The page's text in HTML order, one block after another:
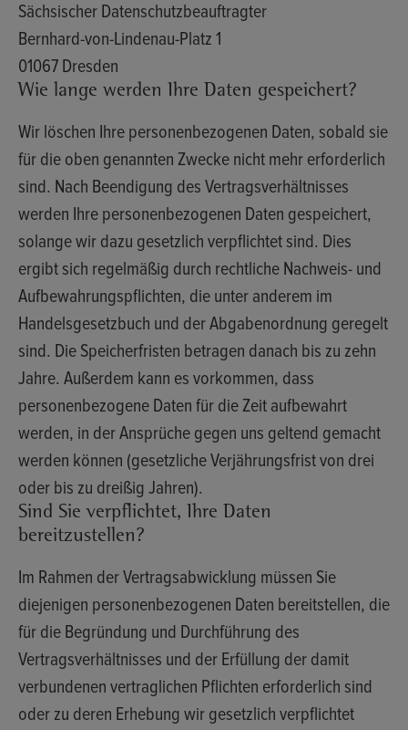
Sächsischer Datenschutzbeauftragter
Bernhard-von-Lindenau-Platz 1
01067 Dresden
Wie lange werden Ihre Daten gespeichert?
Wir löschen Ihre personenbezogenen Daten, sobald sie
für die oben genannten Zwecke nicht mehr erforderlich
sind. Nach Beendigung des Vertragsverhältnisses
werden Ihre personenbezogenen Daten gespeichert,
solange wir dazu gesetzlich verpflichtet sind. Dies
ergibt sich regelmäßig durch rechtliche Nachweis- und
Aufbewahrungspflichten, die unter anderem im
Handelsgesetzbuch und der Abgabenordnung geregelt
sind. Die Speicherfristen betragen danach bis zu zehn
Jahre. Außerdem kann es vorkommen, dass
personenbezogene Daten für die Zeit aufbewahrt
werden, in der Ansprüche gegen uns geltend gemacht
werden können (gesetzliche Verjährungsfrist von drei
oder bis zu dreißig Jahren).
Sind Sie verpflichtet, Ihre Daten
bereitzustellen?
Im Rahmen der Vertragsabwicklung müssen Sie
diejenigen personenbezogenen Daten bereitstellen, die
für die Begründung und Durchführung des
Vertragsverhältnisses und der Erfüllung der damit
verbundenen vertraglichen Pflichten erforderlich sind
oder zu deren Erhebung wir gesetzlich verpflichtet